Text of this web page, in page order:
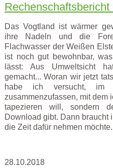
Das Vogtland ist wärmer
ihre Nadeln und die
Flachwasser der Weißen
ist noch gut bewohnbar,
lässt: Aus Umweltsicht
gemacht... Woran wir jetzt
habe ich versucht, im
zusammenzufassen, mit dem
tapezieren will, sondern
Download gibt. Dann braucht
die Zeit dafür nehmen möchte.
28.10.2018